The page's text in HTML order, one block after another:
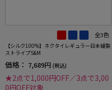
全3色
【シルク100%】ネクタイレギュラー日本縫製
ストライプS&M
価格： 7,689円 (税込)
★2点で1,000円OFF／3点で3,00
0円OFF対象